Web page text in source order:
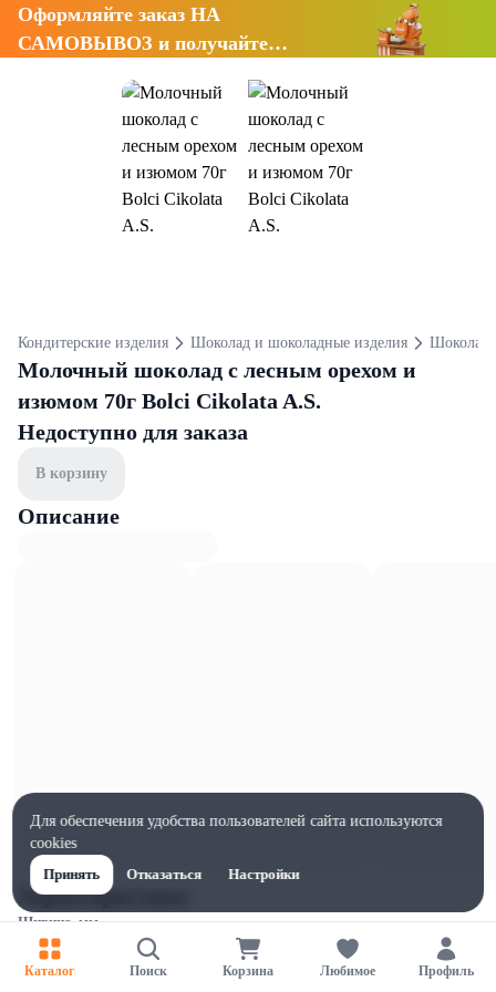
Оформляйте заказ НА
САМОВЫВОЗ и получайте
Кондитерские изделия Шоколад и шоколадные изделия Шоколад
Молочный шоколад с лесным орехом и
изюмом 70г Bolci Cikolata A.S.
Недоступно для заказа
В корзину
Описание
Характеристики
Ширина, мм
100
Высота, мм
Каталог Поиск Корзина Любимое Профиль
Для обеспечения удобства пользователей сайта используются
cookies
Принять
Отказаться Настройки